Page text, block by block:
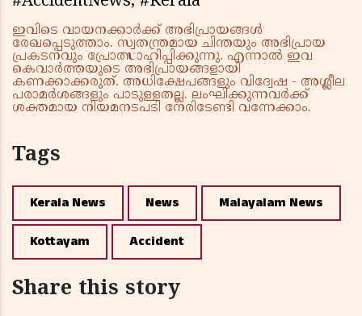
ഇവിടെ വായനക്കാർക്ക് അഭിപ്രായങ്ങൾ
രേഖപ്പെടുത്താം. സ്വതന്ത്രമായ ചിന്തയും അഭിപ്രായ
പ്രകടനവും പ്രോത്സാഹിപ്പിക്കുന്നു. എന്നാൽ ഇവ
കെവാർത്തയുടെ അഭിപ്രായങ്ങളായി
കണക്കാക്കരുത്. അധിക്ഷേപങ്ങളും വിദ്വേഷ - അശ്ലീല
പരാമർശങ്ങളും പാടുള്ളതല്ല. ലംഘിക്കുന്നവർക്ക്
ശക്തമായ നിയമനടപടി നേരിടേണ്ടി വന്നേക്കാം.
Tags
Kerala News News Malayalam News
Kottayam Accident
Share this story